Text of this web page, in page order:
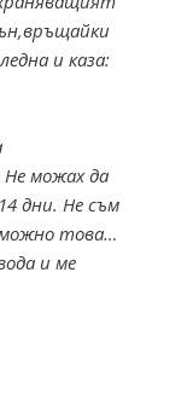
и каза:
можах да
дни. Не съм
това…
и ме